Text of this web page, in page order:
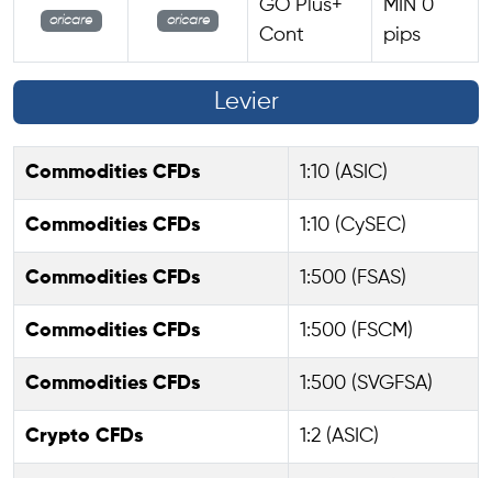
oricare oricare
GO Plus+
Cont
MIN 0
pips
Levier
Commodities CFDs 1:10 (ASIC)
Commodities CFDs 1:10 (CySEC)
Commodities CFDs 1:500 (FSAS)
Commodities CFDs 1:500 (FSCM)
Commodities CFDs 1:500 (SVGFSA)
Crypto CFDs 1:2 (ASIC)